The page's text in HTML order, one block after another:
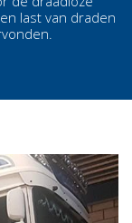
last van draden